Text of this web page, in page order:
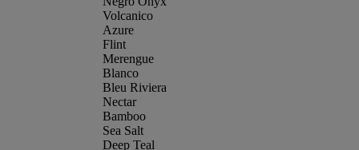
Volcanico
Azure
Flint
Merengue
Blanco
Bleu Riviera
Nectar
Bamboo
Sea Salt
Deep Teal